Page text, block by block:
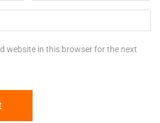
website in this browser for the next